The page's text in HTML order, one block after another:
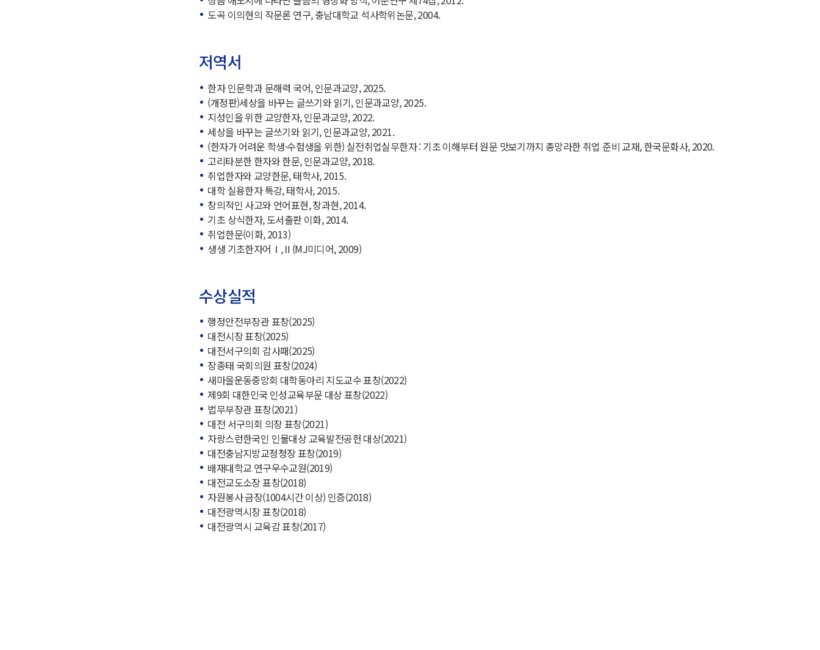
도곡 이의현의 작문론 연구, 충남대학교 석사학위논문, 2004.
저역서
한자 인문학과 문해력 국어, 인문과교양, 2025.
(개정판)세상을 바꾸는 글쓰기와 읽기, 인문과교양, 2025.
지성인을 위한 교양한자, 인문과교양, 2022.
세상을 바꾸는 글쓰기와 읽기, 인문과교양, 2021.
(한자가 어려운 학생·수험생을 위한) 실전취업실무한자 : 기초 이해부터 원문 맛보기까지 총망라한 취업 준비 교재, 한국문화사, 2020.
고리타분한 한자와 한문, 인문과교양, 2018.
취업한자와 교양한문, 태학사, 2015.
대학 실용한자 특강, 태학사, 2015.
창의적인 사고와 언어표현, 창과현, 2014.
기초 상식한자, 도서출판 이화, 2014.
취업한문(이화, 2013)
생생 기초한자어Ⅰ,Ⅱ(MJ미디어, 2009)
수상실적
행정안전부장관 표창(2025)
대전시장 표창(2025)
대전서구의회 감사패(2025)
장종태 국회의원 표창(2024)
새마을운동중앙회 대학동아리 지도교수 표창(2022)
제9회 대한민국 인성교육부문 대상 표창(2022)
법무부장관 표창(2021)
대전 서구의회 의장 표창(2021)
자랑스런한국인 인물대상 교육발전공헌 대상(2021)
대전충남지방교정청장 표창(2019)
배재대학교 연구우수교원(2019)
대전교도소장 표창(2018)
자원봉사 금장(1004시간 이상) 인증(2018)
대전광역시장 표창(2018)
대전광역시 교육감 표창(2017)